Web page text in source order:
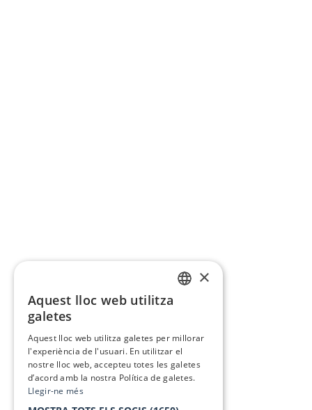
×
Aquest lloc web utilitza
galetes
Aquest lloc web utilitza galetes per millorar
l'experiència de l'usuari. En utilitzar el
nostre lloc web, accepteu totes les galetes
d’acord amb la nostra Política de galetes.
Llegir-ne més